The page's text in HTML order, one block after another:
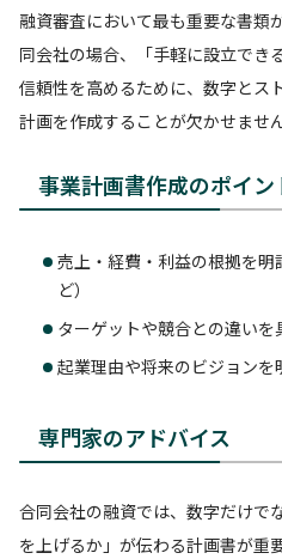
融資審査において最も重要な書類
同会社の場合、「手軽に設立でき
信頼性を高めるために、数字とス
計画を作成することが欠かせません
事業計画書作成のポイン
売上・経費・利益の根拠を
ど）
ターゲットや競合との違いを
起業理由や将来のビジョンを
専門家のアドバイス
合同会社の融資では、数字だけで
を上げるか」が伝わる計画書が重